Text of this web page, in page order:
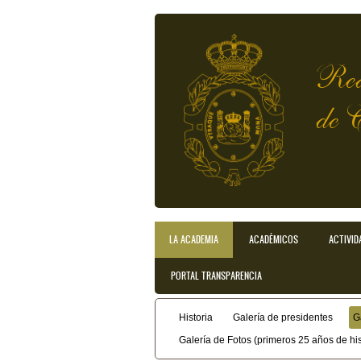
de
Menú principal
LA ACADEMIA ACADÉMICOS
PORTAL TRANSPARENCIA
Historia Galería de presidentes
Galería de Fotos (primeros 25 años de